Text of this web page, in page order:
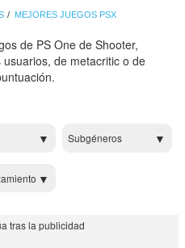
MEJORES JUEGOS PSX
de PS One de Shooter,
de metacritic o de
Subgéneros